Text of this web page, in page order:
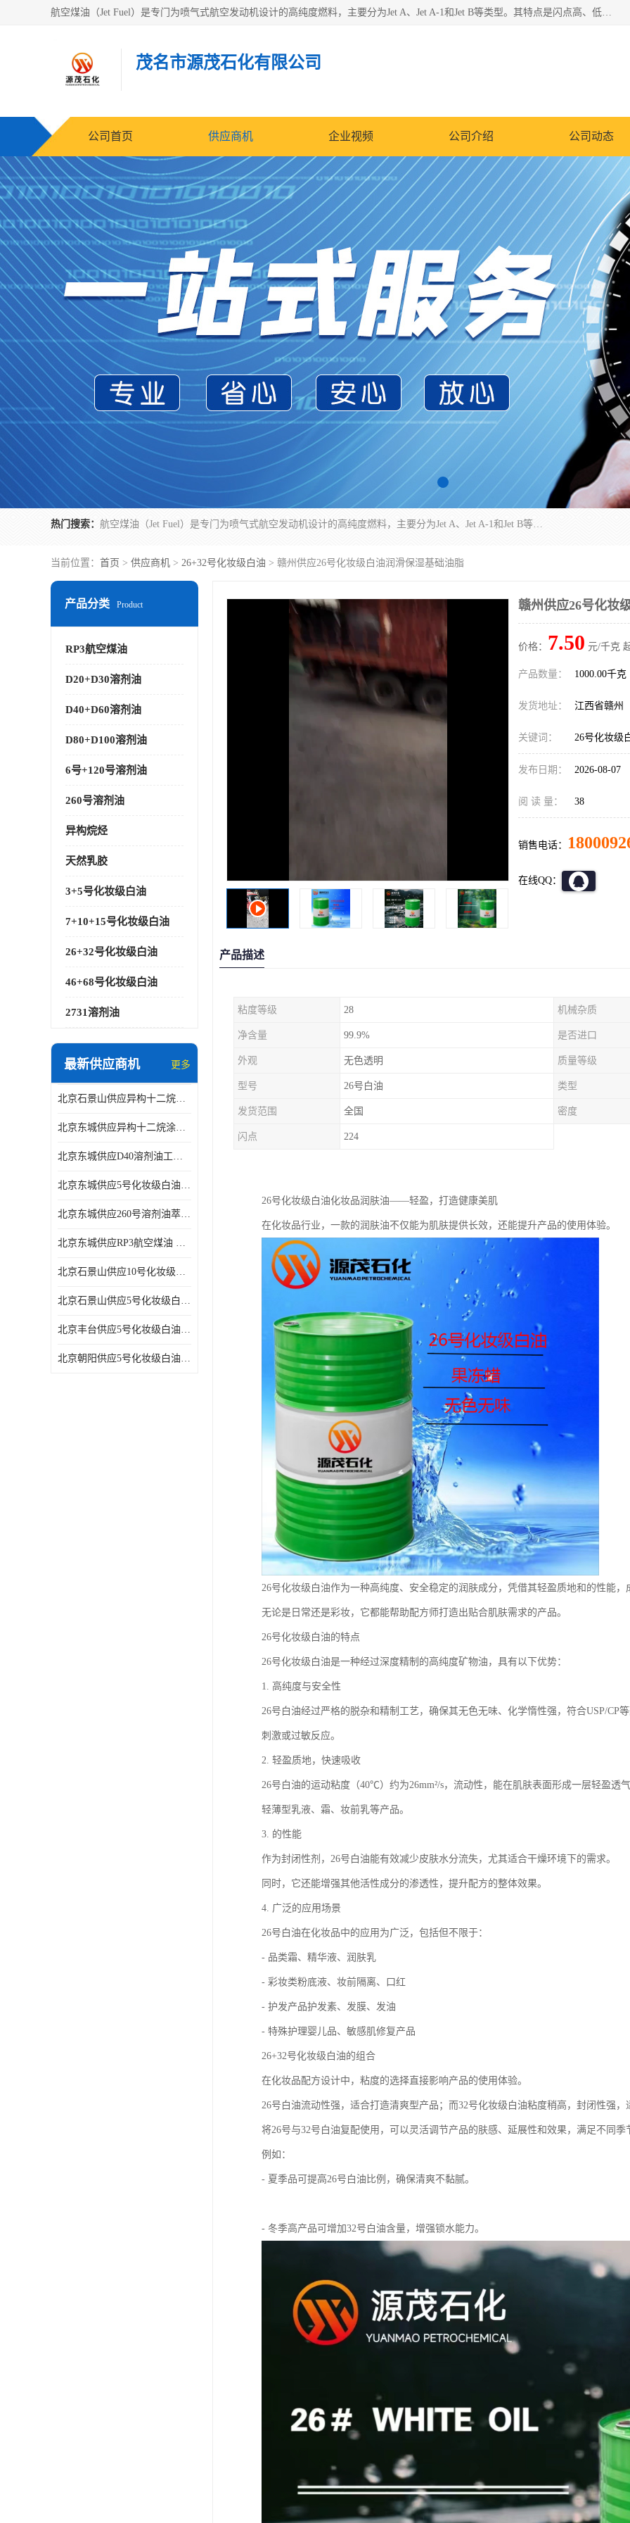
航空煤油（Jet Fuel）是专门为喷气式航空发动机设计的高纯度燃料，主要分为Jet A、Jet A-1和Jet B等类型。其特点是闪点高、低温流动性好，并添加了抗静电剂和抗氧化剂以确保飞行安全。航空煤油需
茂名市源茂石化有限公司
公司首页 供应商机 企业视频 公司介绍 公司动态
热门搜索： 航空煤油（Jet Fuel）是专门为喷气式航空发动机设计的高纯度燃料，主要分为Jet A、Jet A-1和Jet B等类型。其特点是闪点高、低温流动性好，并添加了抗静电剂和抗氧化剂以确保飞行安全。航空煤油需
当前位置： 首页 > 供应商机 > 26+32号化妆级白油 > 赣州供应26号化妆级白油润滑保湿基础油脂
产品分类 Product
RP3航空煤油
D20+D30溶剂油
D40+D60溶剂油
D80+D100溶剂油
6号+120号溶剂油
260号溶剂油
异构烷烃
天然乳胶
3+5号化妆级白油
7+10+15号化妆级白油
26+32号化妆级白油
46+68号化妆级白油
2731溶剂油
最新供应商机 更多
北京石景山供应异构十二烷香精助剂
北京东城供应异构十二烷涂料胶粘油墨稀释剂
北京东城供应D40溶剂油工业金属清洗
北京东城供应5号化妆级白油钻井液润滑剂
北京东城供应260号溶剂油萃取溶剂油金属萃取剂
北京东城供应RP3航空煤油 高含量国标工业级航空煤油燃料油 无色透明
北京石景山供应10号化妆级白油高精密机械润滑油
北京石景山供应5号化妆级白油缝纫机油 设备润滑油
北京丰台供应5号化妆级白油纤维与织物柔软光亮
北京朝阳供应5号化妆级白油纺织时的润滑剂
赣州供应26号化妆
价格： 7.50 元/千克
产品数量： 1000.00千克
发货地址： 江西省赣州
关键词： 26号化妆级
发布日期： 2026-08-07
阅 读 量： 38
销售电话：
在线QQ：
产品描述
粘度等级 28 机械杂质
净含量 99.9% 是否进口
外观 无色透明 质量等级
型号 26号白油 类型
发货范围 全国 密度
闪点 224
26号化妆级白油化妆品润肤油——轻盈，打造健康美肌
在化妆品行业，一款的润肤油不仅能为肌肤提供长效，还能提升产品的使用体验。
26号化妆级白油作为一种高纯度、安全稳定的润肤成分，凭借其轻盈质地和的性能，
无论是日常还是彩妆，它都能帮助配方师打造出贴合肌肤需求的产品。
26号化妆级白油的特点
26号化妆级白油是一种经过深度精制的高纯度矿物油，具有以下优势：
1. 高纯度与安全性
26号白油经过严格的脱杂和精制工艺，确保其无色无味、化学惰性强，符合USP/CP
刺激或过敏反应。
2. 轻盈质地，快速吸收
26号白油的运动粘度（40℃）约为26mm²/s，流动性，能在肌肤表面形成一层轻盈透
轻薄型乳液、霜、妆前乳等产品。
3. 的性能
作为封闭性剂，26号白油能有效减少皮肤水分流失，尤其适合干燥环境下的需求。
同时，它还能增强其他活性成分的渗透性，提升配方的整体效果。
4. 广泛的应用场景
26号白油在化妆品中的应用为广泛，包括但不限于：
- 品类霜、精华液、润肤乳
- 彩妆类粉底液、妆前隔离、口红
- 护发产品护发素、发膜、发油
- 特殊护理婴儿品、敏感肌修复产品
26+32号化妆级白油的组合
在化妆品配方设计中，粘度的选择直接影响产品的使用体验。
26号白油流动性强，适合打造清爽型产品；而32号化妆级白油粘度稍高，封闭性强，
将26号与32号白油复配使用，可以灵活调节产品的肤感、延展性和效果，满足不同季
例如：
- 夏季品可提高26号白油比例，确保清爽不黏腻。
- 冬季高产品可增加32号白油含量，增强锁水能力。